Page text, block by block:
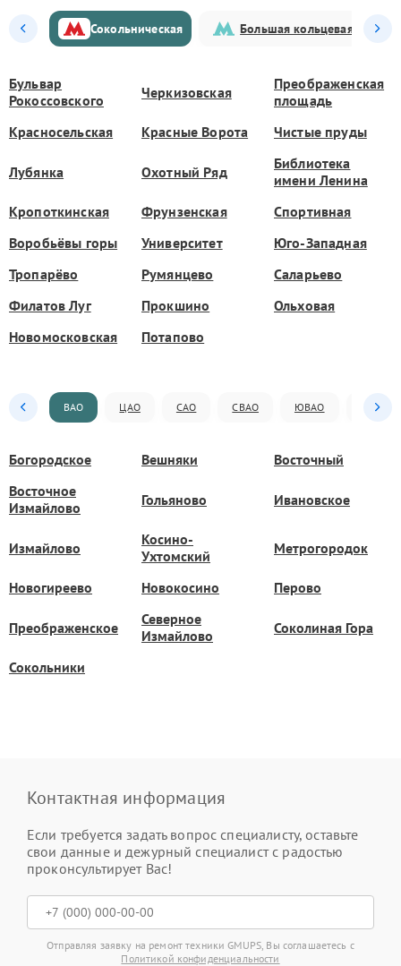
Сокольническая Большая кольцевая
Бульвар
Рокоссовского
Черкизовская
Преображенская
площадь
Красносельская
Красные Ворота Чистые пруды
Лубянка Охотный Ряд
Библиотека
имени Ленина
Кропоткинская
Фрунзенская
Спортивная
Воробьёвы горы
Университет
Юго-Западная
Тропарёво
Румянцево
Саларьево
Филатов Луг
Прокшино
Ольховая
Новомосковская
Потапово
ВАО ЦАО САО СВАО ЮВАО ЮАО
Богородское Вешняки
Восточный
Восточное
Измайлово
Гольяново Ивановское
Измайлово
Косино-
Ухтомский
Метрогородок
Новогиреево Новокосино Перово
Преображенское
Северное
Измайлово
Соколиная Гора
Сокольники
Контактная информация
Если требуется задать вопрос специалисту, оставьте
свои данные и дежурный специалист с радостью
проконсультирует Вас!
Отправляя заявку на ремонт техники GMUPS, Вы соглашаетесь с
Политикой конфиденциальности